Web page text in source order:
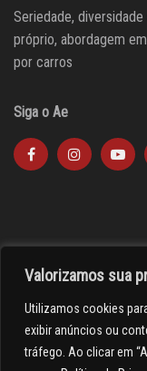
Valorizamos sua
Utilizamos cookies
exibir anúncios ou
tráfego. Ao clicar em
Seriedade,
próprio, abordagem
por carros
Siga o Ae
><(((º> 17